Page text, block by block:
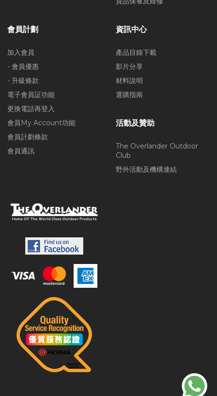
會員計劃
加入會員
- 會員優惠
- 升級條款
電子會員証功能
更換電話再登入
會員My Account功能
會員計劃條款
會員通訊
資訊中心
產品目錄下載
影片分享
材料說明
選購指南
活動及贊助
The Overlander Outdoor
Club
野外活動及機構連結